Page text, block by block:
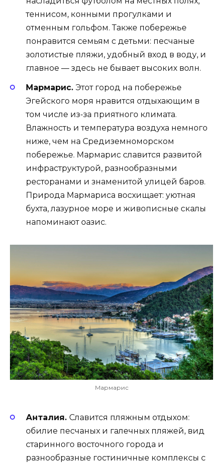
теннисом, конными прогулками и
отменным гольфом. Также побережье
понравится семьям с детьми: песчаные
золотистые пляжи, удобный вход в воду, и
главное — здесь не бывает высоких волн.
Мармарис. Этот город на побережье
Эгейского моря нравится отдыхающим в
том числе из-за приятного климата.
Влажность и температура воздуха немного
ниже, чем на Средиземноморском
побережье. Мармарис славится развитой
инфраструктурой, разнообразными
ресторанами и знаменитой улицей баров.
Природа Мармариса восхищает: уютная
бухта, лазурное море и живописные скалы
напоминают оазис.
Мармарис
Анталия. Славится пляжным отдыхом:
обилие песчаных и галечных пляжей, вид
старинного восточного города и
разнообразные гостиничные комплексы с